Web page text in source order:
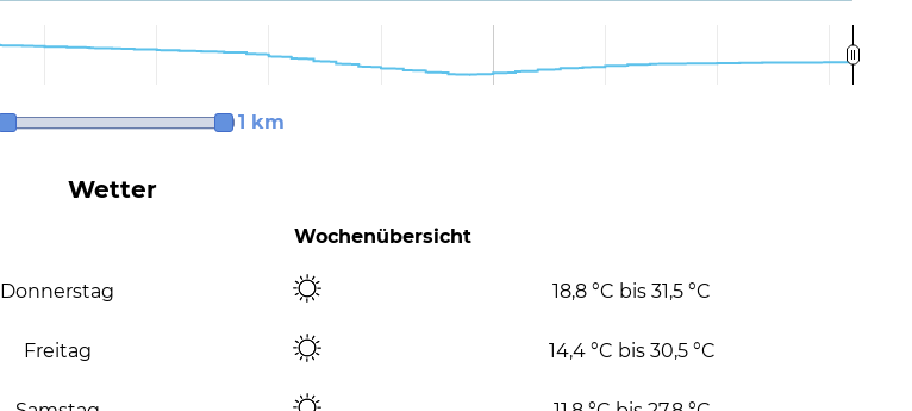
1 km
Wetter
Wochenübersicht
Donnerstag 18,8 °C bis 31,5 °C
Freitag 14,4 °C bis 30,5 °C